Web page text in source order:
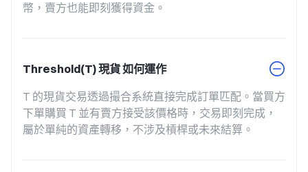
幣，賣方也能即刻獲得資金。
Threshold(T) 現貨 如何運作
T 的現貨交易透過撮合系統直接完成訂單匹配。當買方
下單購買 T 並有賣方接受該價格時，交易即刻完成，
屬於單純的資產轉移，不涉及槓桿或未來結算。